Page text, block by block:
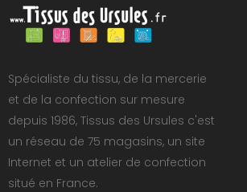
Spécialiste du tissu, de la mercerie
et de la confection sur mesure
depuis 1986, Tissus des Ursules c'est
un réseau de 75 magasins, un site
Internet et un atelier de confection
situé en France.